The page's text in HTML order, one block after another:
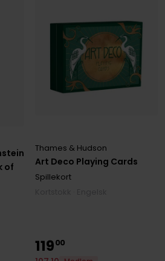
of
Art Deco Playing Cards
Thames & Hudson
Spillekort
11900